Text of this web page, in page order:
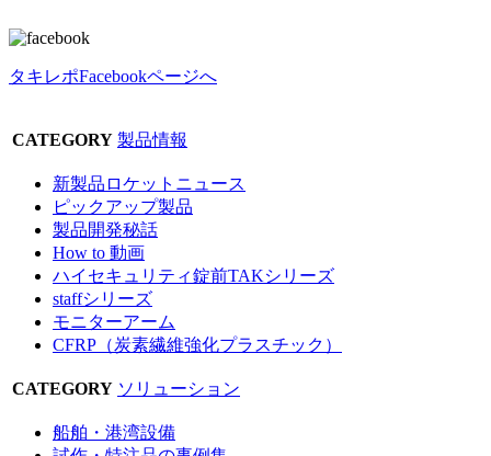
タキレポFacebookページへ
CATEGORY 製品情報
新製品ロケットニュース
ピックアップ製品
製品開発秘話
How to 動画
ハイセキュリティ錠前TAKシリーズ
staffシリーズ
モニターアーム
CFRP（炭素繊維強化プラスチック）
CATEGORY ソリューション
船舶・港湾設備